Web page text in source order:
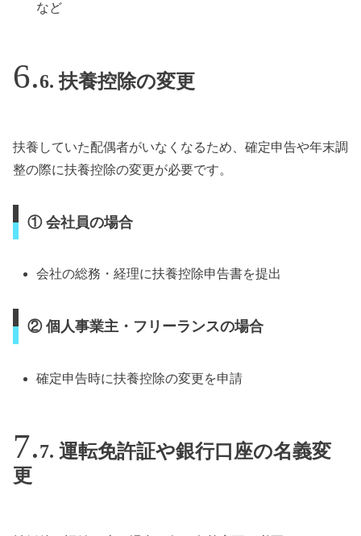
など
6. 扶養控除の変更
扶養していた配偶者がいなくなるため、確定申告や年末調
整の際に扶養控除の変更が必要です。
① 会社員の場合
会社の総務・経理に扶養控除申告書を提出
② 個人事業主・フリーランスの場合
確定申告時に扶養控除の変更を申請
7. 運転免許証や銀行口座の名義変
更